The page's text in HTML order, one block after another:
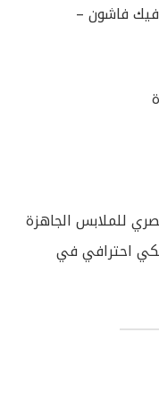
فاشون –
للملابس الجاهزة
احترافي في